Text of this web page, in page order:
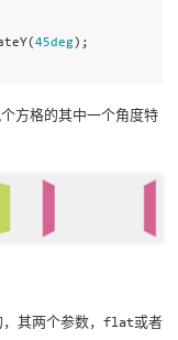
(45deg);
方格的其中一个角度特
其两个参数，flat或者